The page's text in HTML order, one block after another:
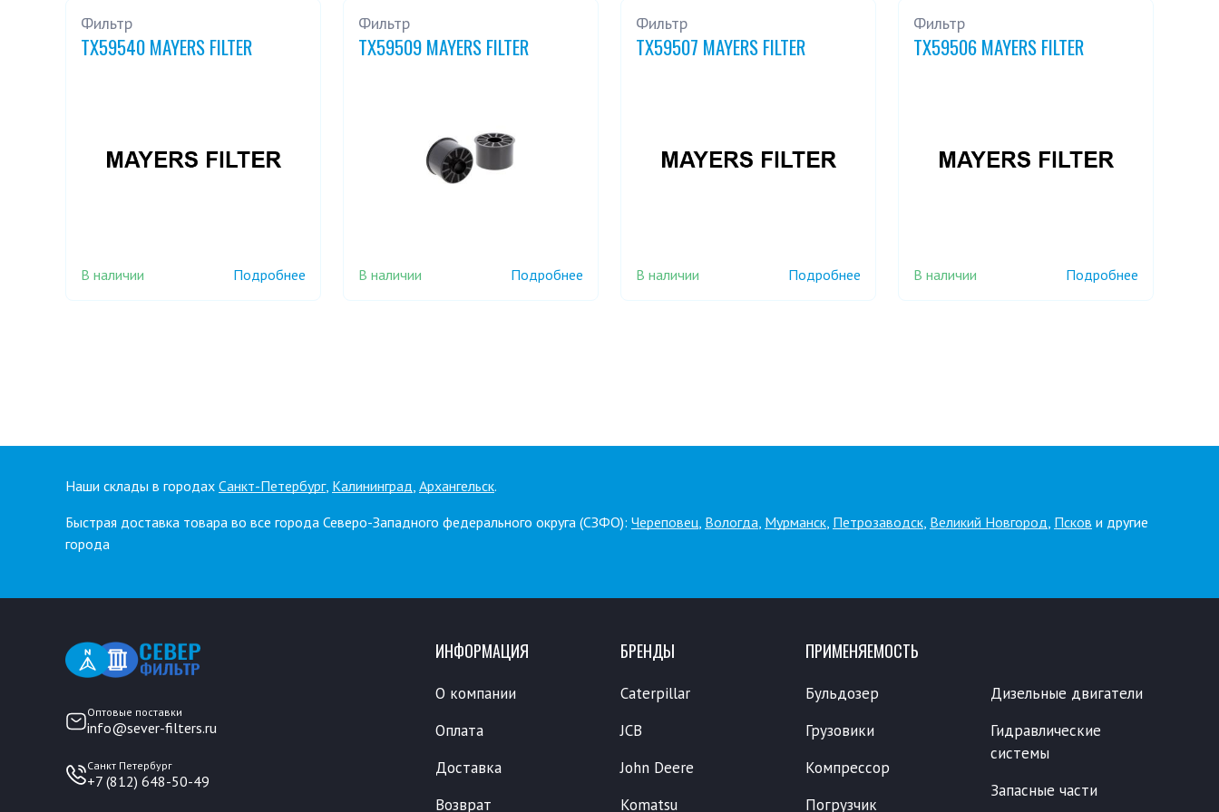
Фильтр
TX59540 MAYERS FILTER
В наличии Подробнее
Фильтр
TX59509 MAYERS FILTER
В наличии Подробнее
Фильтр
TX59507 MAYERS FILTER
В наличии Подробнее
Фильтр
TX59506 MAYERS FILTER
В наличии Подробнее
Наши склады в городах Санкт-Петербург, Калининград, Архангельск.
Быстрая доставка товара во все города Северо-Западного федерального округа (СЗФО): Череповец, Вологда, Мурманск, Петрозаводск, Великий Новгород, Псков и другие
города
Оптовые поставки
info@sever-filters.ru
Санкт Петербург
+7 (812) 648-50-49
ИНФОРМАЦИЯ
О компании
Оплата
Доставка
Возврат
БРЕНДЫ
Caterpillar
JCB
John Deere
Komatsu
ПРИМЕНЯЕМОСТЬ
Бульдозер
Грузовики
Компрессор
Погрузчик
Дизельные двигатели
Гидравлические
системы
Запасные части